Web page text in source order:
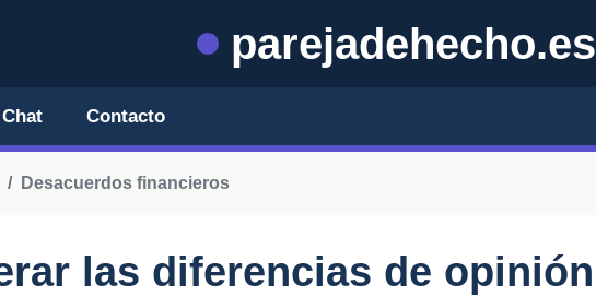
parejadehecho.es
Chat Contacto
Desacuerdos financieros
las diferencias de opinión